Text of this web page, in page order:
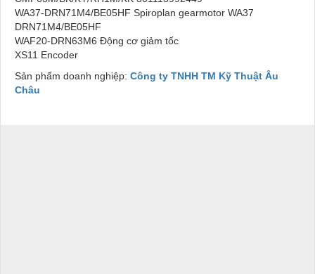
WA37-DRN71M4/BE05HF Spiroplan gearmotor WA37
DRN71M4/BE05HF
WAF20-DRN63M6 Động cơ giảm tốc
XS11 Encoder
Sản phẩm doanh nghiệp: Công ty TNHH TM Kỹ Thuật Âu
Châu